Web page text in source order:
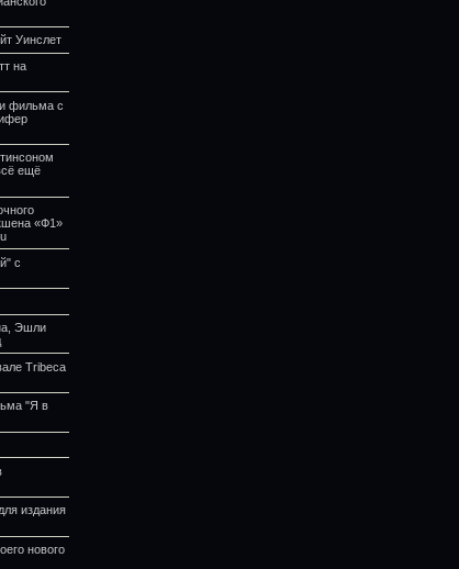
Уинслет
на
фильма с
ещё
«Ф1»
с
Эшли
Tribeca
"Я в
издания
нового